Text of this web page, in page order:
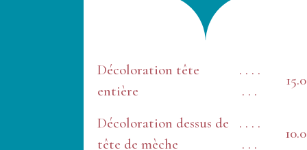
Décoloration tête
entière
. . . .
. . .
Décoloration dessus de
tête de mèche
. . . .
. . .